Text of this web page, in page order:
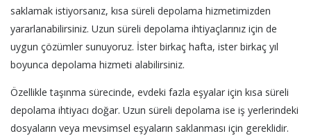
saklamak istiyorsanız, kısa süreli depolama hizmetimizden
yararlanabilirsiniz. Uzun süreli depolama ihtiyaçlarınız için de
uygun çözümler sunuyoruz. İster birkaç hafta, ister birkaç yıl
boyunca depolama hizmeti alabilirsiniz.
Özellikle taşınma sürecinde, evdeki fazla eşyalar için kısa süreli
depolama ihtiyacı doğar. Uzun süreli depolama ise iş yerlerindeki
dosyaların veya mevsimsel eşyaların saklanması için gereklidir.